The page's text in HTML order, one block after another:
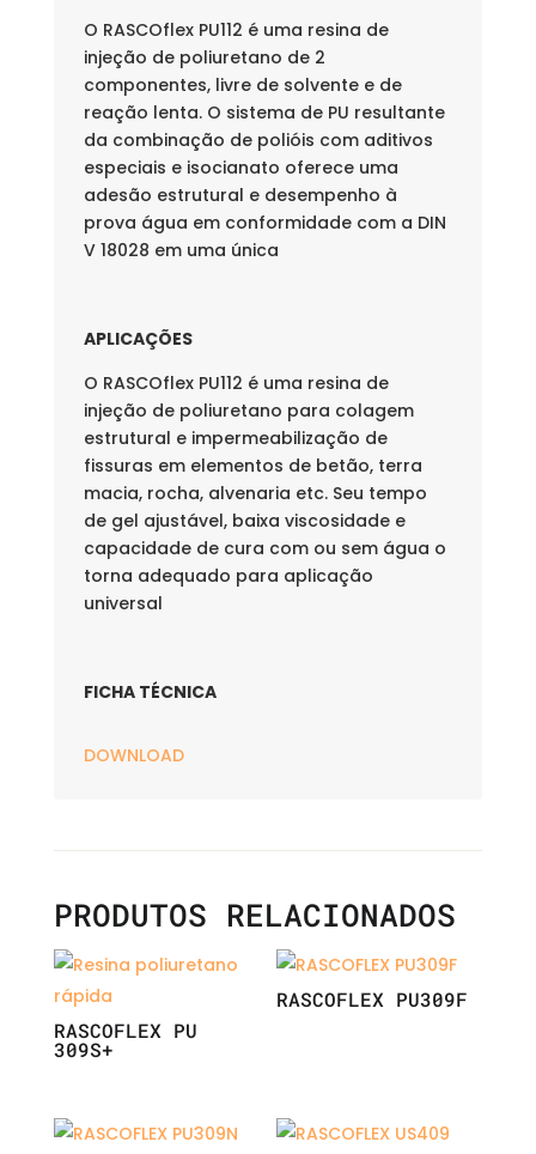
O RASCOflex PU112 é uma resina de
injeção de poliuretano de 2
componentes, livre de solvente e de
reação lenta. O sistema de PU resultante
da combinação de polióis com aditivos
especiais e isocianato oferece uma
adesão estrutural e desempenho à
prova água em conformidade com a DIN
V 18028 em uma única
APLICAÇÕES
O RASCOflex PU112 é uma resina de
injeção de poliuretano para colagem
estrutural e impermeabilização de
fissuras em elementos de betão, terra
macia, rocha, alvenaria etc. Seu tempo
de gel ajustável, baixa viscosidade e
capacidade de cura com ou sem água o
torna adequado para aplicação
universal
FICHA TÉCNICA
DOWNLOAD
PRODUTOS RELACIONADOS
RASCOFLEX PU
309S+
RASCOFLEX PU309F